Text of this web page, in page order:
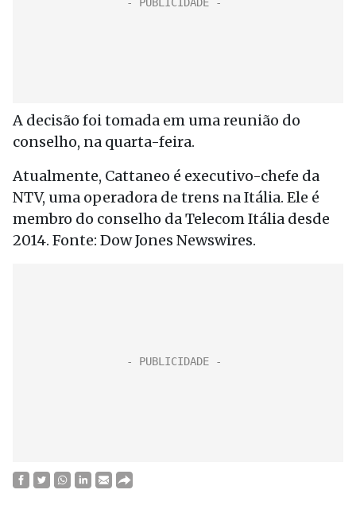
A decisão foi tomada em uma reunião do
conselho, na quarta-feira.
Atualmente, Cattaneo é executivo-chefe da
NTV, uma operadora de trens na Itália. Ele é
membro do conselho da Telecom Itália desde
2014. Fonte: Dow Jones Newswires.